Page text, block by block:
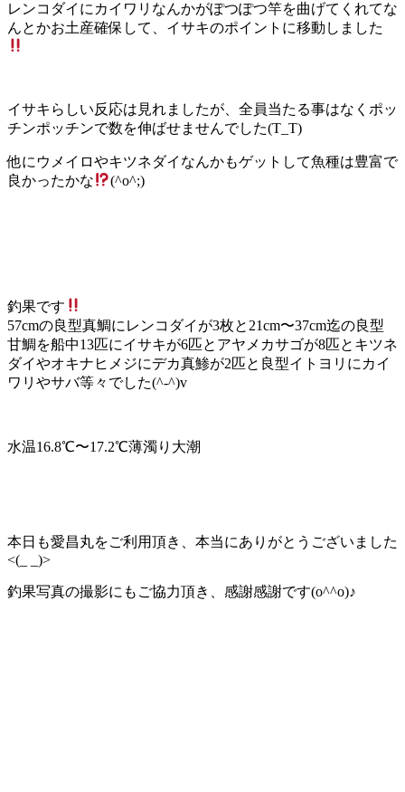
レンコダイにカイワリなんかがぽつぽつ竿を曲げてくれてな
んとかお土産確保して、イサキのポイントに移動しました
イサキらしい反応は見れましたが、全員当たる事はなくポッ
チンポッチンで数を伸ばせませんでした(T_T)
他にウメイロやキツネダイなんかもゲットして魚種は豊富で
良かったかな
(^o^;)
釣果です
57cmの良型真鯛にレンコダイが3枚と21cm〜37cm迄の良型
甘鯛を船中13匹にイサキが6匹とアヤメカサゴが8匹とキツネ
ダイやオキナヒメジにデカ真鯵が2匹と良型イトヨリにカイ
ワリやサバ等々でした(^-^)v
水温16.8℃〜17.2℃薄濁り大潮
本日も愛昌丸をご利用頂き、本当にありがとうございました
<(_ _)>
釣果写真の撮影にもご協力頂き、感謝感謝です(o^^o)♪